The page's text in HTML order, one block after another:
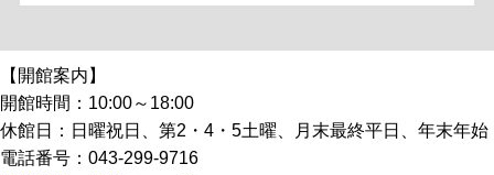
【開館案内】
開館時間：10:00～18:00
休館日：日曜祝日、第2・4・5土曜、月末最終平日、年末年始
電話番号：043-299-9716